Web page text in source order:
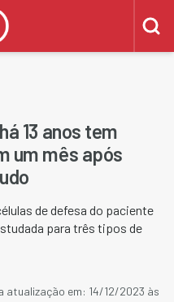
13 anos tem
um mês após
de defesa do paciente
para três tipos de
atualização em: 14/12/2023 às